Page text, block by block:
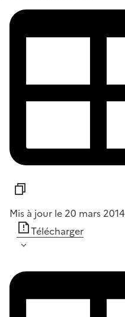
Mis à jour le 20 mars 2014
Télécharger